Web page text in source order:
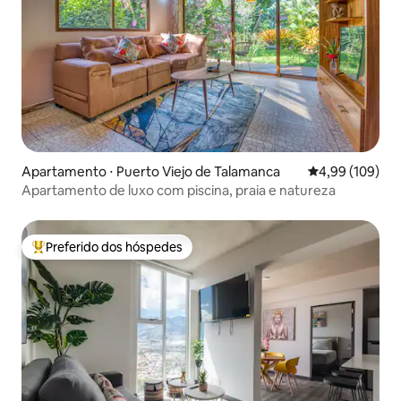
Apartamento ⋅ Puerto Viejo de Talamanca 4,99 de uma
4,99 (109)
Apartamento de luxo com piscina, praia e natureza
Entre os melhores preferidos dos hóspedes
Preferido dos hóspedes